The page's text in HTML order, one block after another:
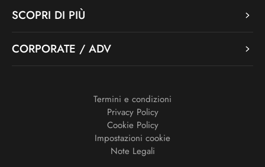
SCOPRI DI PIÙ
CORPORATE / ADV
Termini e condizioni
Privacy Policy
Cookie Policy
Impostazioni cookie
Note Legali